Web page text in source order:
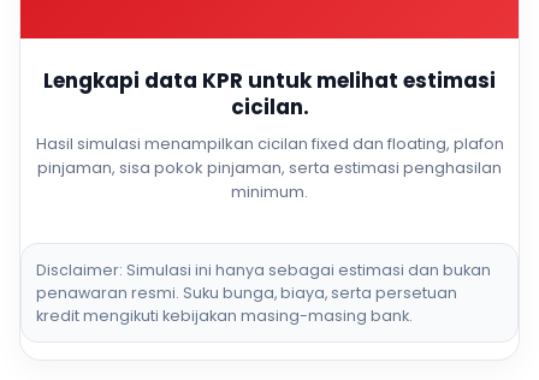
Lengkapi data KPR untuk melihat estimasi
cicilan.
Hasil simulasi menampilkan cicilan fixed dan floating, plafon
pinjaman, sisa pokok pinjaman, serta estimasi penghasilan
minimum.
Disclaimer: Simulasi ini hanya sebagai estimasi dan bukan
penawaran resmi. Suku bunga, biaya, serta persetuan
kredit mengikuti kebijakan masing-masing bank.